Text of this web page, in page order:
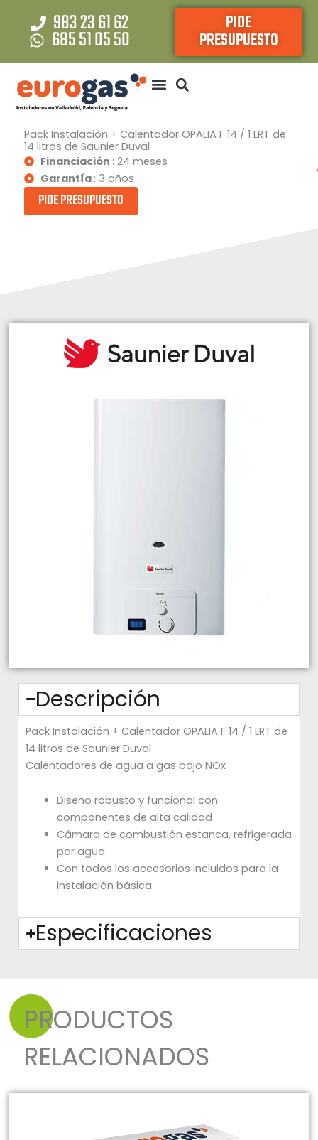
contenido
983 23 61 62
685 51 05 50
PIDE
PRESUPUESTO
Pack Instalación + Calentador OPALIA F 14 / 1 LRT de
14 litros de Saunier Duval
Financiación : 24 meses
Garantía : 3 años
PIDE PRESUPUESTO
Descripción
Pack Instalación + Calentador OPALIA F 14 / 1 LRT de
14 litros de Saunier Duval
Calentadores de agua a gas bajo NOx
Diseño robusto y funcional con
componentes de alta calidad
Cámara de combustión estanca, refrigerada
por agua
Con todos los accesorios incluidos para la
instalación básica
Especificaciones
PRODUCTOS
RELACIONADOS